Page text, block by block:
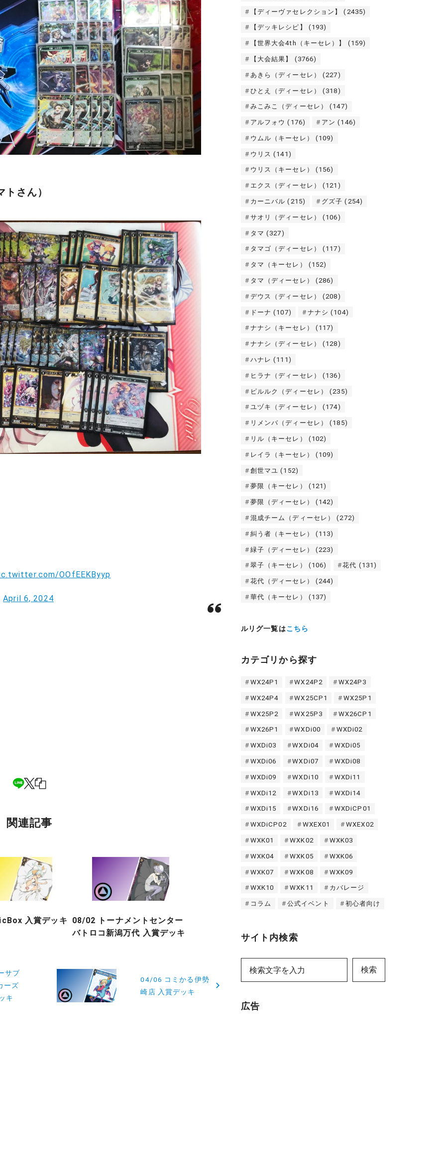
さん）
OOfEEKByyp
April 6, 2024
関連記事
入賞デッキ
08/02 トーナメントセンター
バトロコ新潟万代 入賞デッキ
サブ
ーズ
キ
04/06 コミかる伊勢
崎店 入賞デッキ
【ディーヴァセレクション】 (2435)
【デッキレシピ】 (193)
【世界大会4th（キーセレ）】 (159)
【大会結果】 (3766)
あきら（ディーセレ） (227)
ひとえ（ディーセレ） (318)
みこみこ（ディーセレ） (147)
アルフォウ (176) アン (146)
ウムル（キーセレ） (109)
ウリス (141)
ウリス（キーセレ） (156)
エクス（ディーセレ） (121)
カーニバル (215) グズ子 (254)
サオリ（ディーセレ） (106)
タマ (327)
タマゴ（ディーセレ） (117)
タマ（キーセレ） (152)
タマ（ディーセレ） (286)
デウス（ディーセレ） (208)
ドーナ (107) ナナシ (104)
ナナシ（キーセレ） (117)
ナナシ（ディーセレ） (128)
ハナレ (111)
ヒラナ（ディーセレ） (136)
ピルルク（ディーセレ） (235)
ユヅキ（ディーセレ） (174)
リメンバ（ディーセレ） (185)
リル（キーセレ） (102)
レイラ（キーセレ） (109)
創世マユ (152)
夢限（キーセレ） (121)
夢限（ディーセレ） (142)
混成チーム（ディーセレ） (272)
糾う者（キーセレ） (113)
緑子（ディーセレ） (223)
翠子（キーセレ） (106) 花代 (131)
花代（ディーセレ） (244)
華代（キーセレ） (137)
ルリグ一覧はこちら
カテゴリから探す
WX24P1 WX24P2 WX24P3
WX24P4 WX25CP1 WX25P1
WX25P2 WX25P3 WX26CP1
WX26P1 WXDi00 WXDi02
WXDi03 WXDi04 WXDi05
WXDi06 WXDi07 WXDi08
WXDi09 WXDi10 WXDi11
WXDi12 WXDi13 WXDi14
WXDi15 WXDi16 WXDiCP01
WXDiCP02 WXEX01 WXEX02
WXK01 WXK02 WXK03
WXK04 WXK05 WXK06
WXK07 WXK08 WXK09
WXK10 WXK11 カバレージ
コラム 公式イベント 初心者向け
サイト内検索
検索
広告